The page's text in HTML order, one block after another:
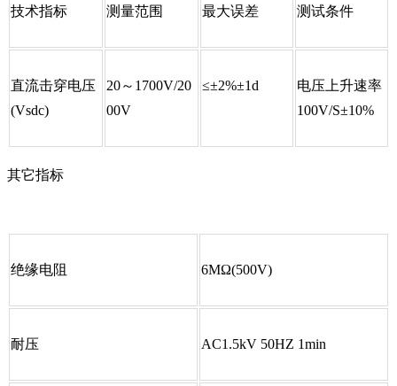
技术指标 测量范围 最大误差 测试条件
直流击穿电压
(Vsdc)
20～1700V/20
00V
≤±2%±1d
电压上升速率
100V/S±10%
其它指标
绝缘电阻 6MΩ(500V)
耐压 AC1.5kV 50HZ 1min